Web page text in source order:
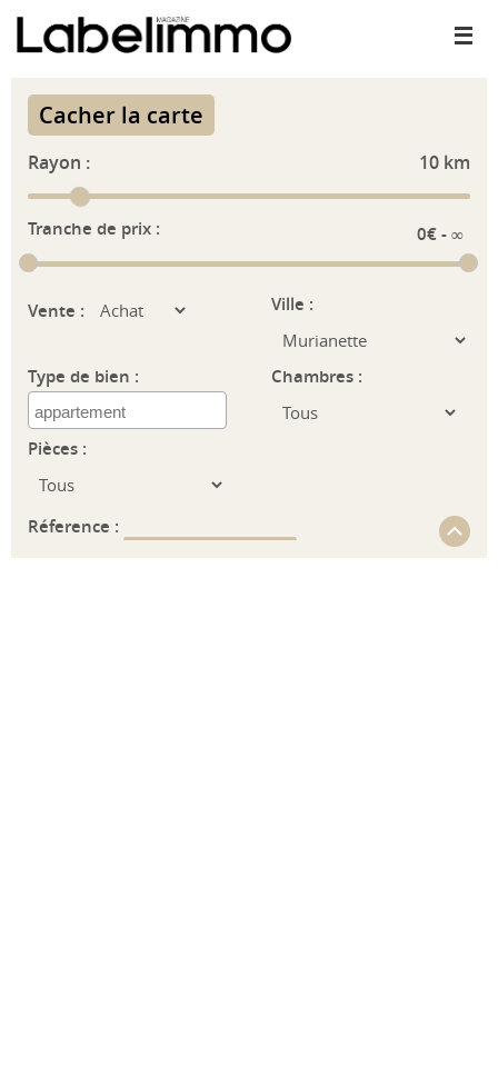
Cacher la carte
Rayon : 10 km
Tranche de prix :
Vente : Ville :
Type de bien : Chambres :
Pièces :
Réference :